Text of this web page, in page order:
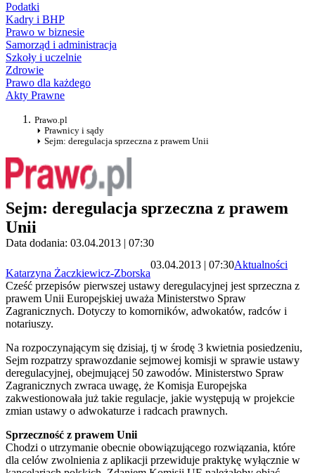
Podatki
Kadry i BHP
Prawo w biznesie
Samorząd i administracja
Szkoły i uczelnie
Zdrowie
Prawo dla każdego
Akty Prawne
Prawo.pl
Prawnicy i sądy
Sejm: deregulacja sprzeczna z prawem Unii
Sejm: deregulacja sprzeczna z prawem
Unii
Data dodania: 03.04.2013 | 07:30
Katarzyna Żaczkiewicz-Zborska
03.04.2013 | 07:30Aktualności
Cześć przepisów pierwszej ustawy deregulacyjnej jest sprzeczna z
prawem Unii Europejskiej uważa Ministerstwo Spraw
Zagranicznych. Dotyczy to komorników, adwokatów, radców i
notariuszy.
Na rozpoczynającym się dzisiaj, tj w środę 3 kwietnia posiedzeniu,
Sejm rozpatrzy sprawozdanie sejmowej komisji w sprawie ustawy
deregulacyjnej, obejmującej 50 zawodów. Ministerstwo Spraw
Zagranicznych zwraca uwagę, że Komisja Europejska
zakwestionowała już takie regulacje, jakie występują w projekcie
zmian ustawy o adwokaturze i radcach prawnych.
Sprzeczność z prawem Unii
Chodzi o utrzymanie obecnie obowiązującego rozwiązania, które
dla celów zwolnienia z aplikacji przewiduje praktykę wyłącznie w